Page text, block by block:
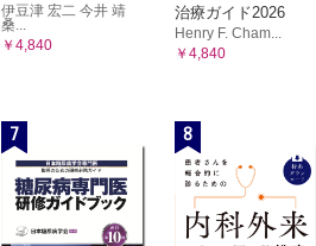
伊豆津 宏二 今井 靖
桑...
￥4,840
治療ガイド2026
Henry F. Cham...
￥4,840
7 8